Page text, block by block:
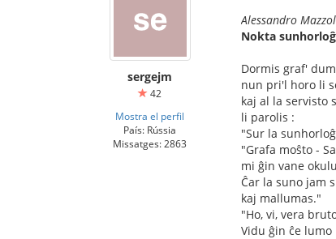
sergejm
42
Mostra el perfil
País: Rússia
Missatges: 2863
Alessandro
Nokta
Dormis graf'
nun pri'l horo li
kaj al la servisto
li parolis :
"Sur la
"Grafa moŝto -
mi ĝin vane
Ĉar la suno jam
kaj mallumas."
"Ho, vi, vera
Vidu ĝin ĉe lumo